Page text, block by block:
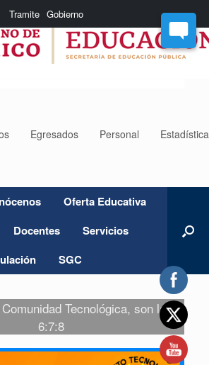
Tramite Gobierno
Egresados Personal
Oferta Educativa
Docentes
Servicios
SGC
Tecnológica, son las
6:7:8